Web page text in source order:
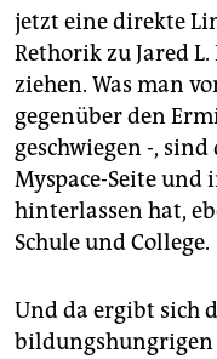
jetzt eine direkte
Rethorik zu Jared
ziehen. Was man
gegenüber den
geschwiegen -,
Myspace-Seite und
hinterlassen hat,
Schule und College.
Und da ergibt sich
bildungshungrigen